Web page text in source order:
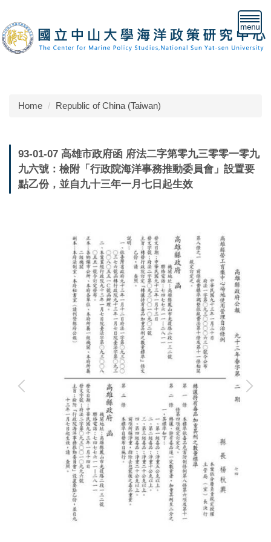
to
the
main
Home Republic of China (Taiwan)
93-01-07 高雄市政府函 府法二字第零九三零零一零九
九六號：檢附「行政院海洋事務推動委員會」設置要
點乙份，並自九十三年一月七日起生效